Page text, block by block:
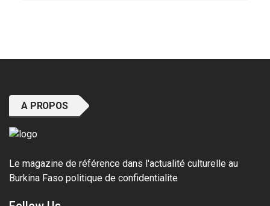
A PROPOS
Le magazine de référence dans l'actualité culturelle au
Burkina Faso politique de confidentialite